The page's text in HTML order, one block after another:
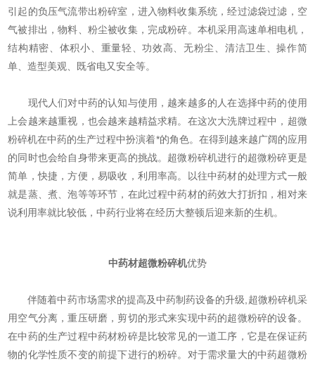
引起的负压气流带出粉碎室，进入物料收集系统，经过滤袋过滤，空
气被排出，物料、粉尘被收集，完成粉碎。本机采用高速单相电机，
结构精密、体积小、重量轻、功效高、无粉尘、清洁卫生、操作简
单、造型美观、既省电又安全等。
现代人们对中药的认知与使用，越来越多的人在选择中药的使用
上会越来越重视，也会越来越精益求精。在这次大洗牌过程中，超微
粉碎机在中药的生产过程中扮演着*的角色。在得到越来越广阔的应用
的同时也会给自身带来更高的挑战。超微粉碎机进行的超微粉碎更是
简单，快捷，方便，易吸收，利用率高。以往中药材的处理方式一般
就是蒸、煮、泡等等环节，在此过程中药材的药效大打折扣，相对来
说利用率就比较低，中药行业将在经历大整顿后迎来新的生机。
中药材超微粉碎机优势
伴随着中药市场需求的提高及中药制药设备的升级,超微粉碎机采
用空气分离，重压研磨，剪切的形式来实现中药的超微粉碎的设备。
在中药的生产过程中药材粉碎是比较常见的一道工序，它是在保证药
物的化学性质不变的前提下进行的粉碎。对于需求量大的中药超微粉